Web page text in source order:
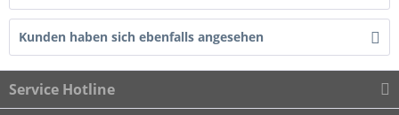
Kunden haben sich ebenfalls angesehen
Service Hotline